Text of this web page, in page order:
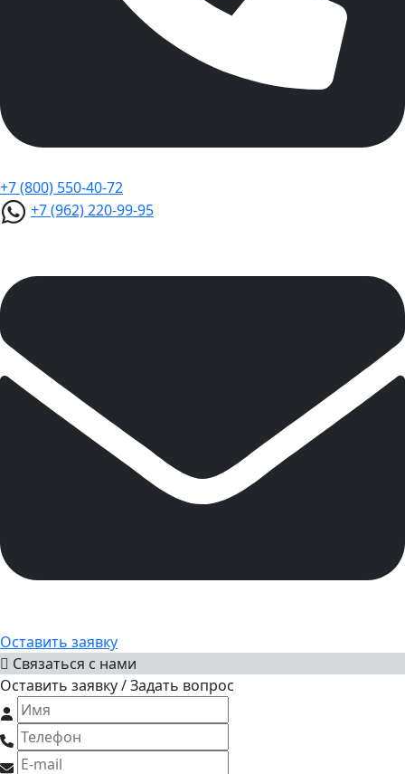
+7 (800) 550-40-72
+7 (962) 220-99-95
Оставить заявку
Связаться с нами
Оставить заявку / Задать вопрос